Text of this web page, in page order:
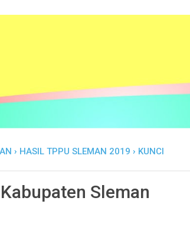
› HASIL TPPU SLEMAN 2019 › KUNCI
Sleman